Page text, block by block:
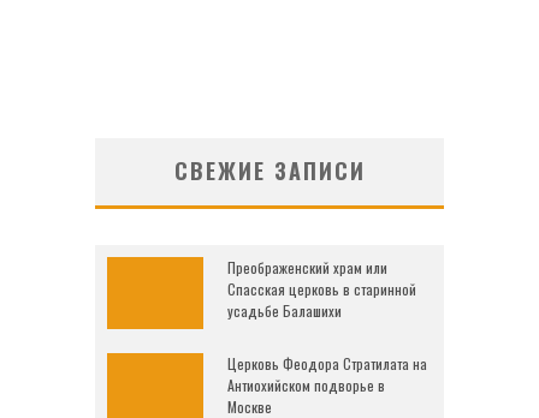
СВЕЖИЕ ЗАПИСИ
Преображенский храм или
Спасская церковь в старинной
усадьбе Балашихи
Церковь Феодора Стратилата на
Антиохийском подворье в
Москве